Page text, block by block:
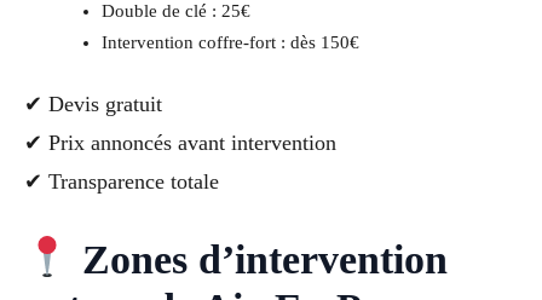
Double de clé : 25€
Intervention coffre-fort : dès 150€
✔ Devis gratuit
✔ Prix annoncés avant intervention
✔ Transparence totale
Zones d’intervention